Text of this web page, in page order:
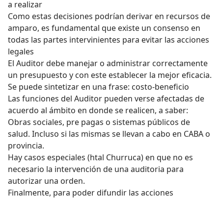
a realizar
Como estas decisiones podrían derivar en recursos de
amparo, es fundamental que existe un consenso en
todas las partes intervinientes para evitar las acciones
legales
El Auditor debe manejar o administrar correctamente
un presupuesto y con este establecer la mejor eficacia.
Se puede sintetizar en una frase: costo-beneficio
Las funciones del Auditor pueden verse afectadas de
acuerdo al ámbito en donde se realicen, a saber:
Obras sociales, pre pagas o sistemas públicos de
salud. Incluso si las mismas se llevan a cabo en CABA o
provincia.
Hay casos especiales (htal Churruca) en que no es
necesario la intervención de una auditoria para
autorizar una orden.
Finalmente, para poder difundir las acciones